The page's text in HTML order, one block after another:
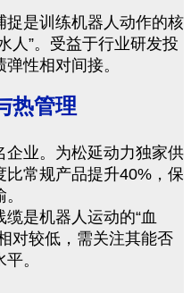
捉是训练机器人动作的核
人”。受益于行业研发投
性相对间接。
热管理
企业。为松延动力独家供
常规产品提升40%，保
是机器人运动的“血
对较低，需关注其能否
。